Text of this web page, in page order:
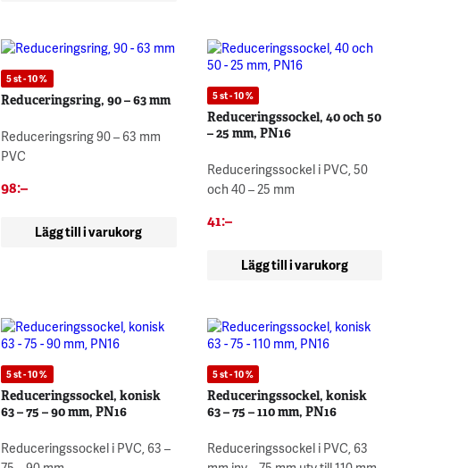
5 st - 10 %
Reduceringsring, 90 – 63 mm
Reduceringsring 90 – 63 mm
PVC
98:–
Lägg till i varukorg
5 st - 10 %
Reduceringssockel, 40 och 50
– 25 mm, PN16
Reduceringssockel i PVC, 50
och 40 – 25 mm
41:–
Lägg till i varukorg
5 st - 10 %
Reduceringssockel, konisk
63 – 75 – 90 mm, PN16
Reduceringssockel i PVC, 63 –
5 st - 10 %
Reduceringssockel, konisk
63 – 75 – 110 mm, PN16
Reduceringssockel i PVC, 63